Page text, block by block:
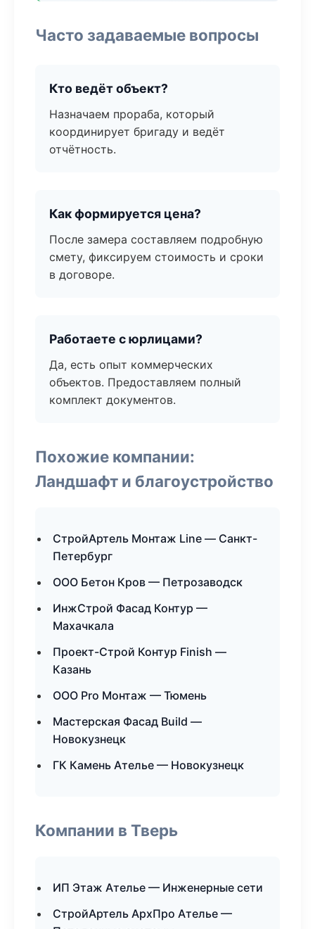
Часто задаваемые вопросы
Кто ведёт объект?
Назначаем прораба, который
координирует бригаду и ведёт
отчётность.
Как формируется цена?
После замера составляем подробную
смету, фиксируем стоимость и сроки
в договоре.
Работаете с юрлицами?
Да, есть опыт коммерческих
объектов. Предоставляем полный
комплект документов.
Похожие компании:
Ландшафт и благоустройство
СтройАртель Монтаж Line — Санкт-
Петербург
ООО Бетон Кров — Петрозаводск
ИнжСтрой Фасад Контур —
Махачкала
Проект-Строй Контур Finish —
Казань
ООО Pro Монтаж — Тюмень
Мастерская Фасад Build —
Новокузнецк
ГК Камень Ателье — Новокузнецк
Компании в Тверь
ИП Этаж Ателье — Инженерные сети
СтройАртель АрхПро Ателье —